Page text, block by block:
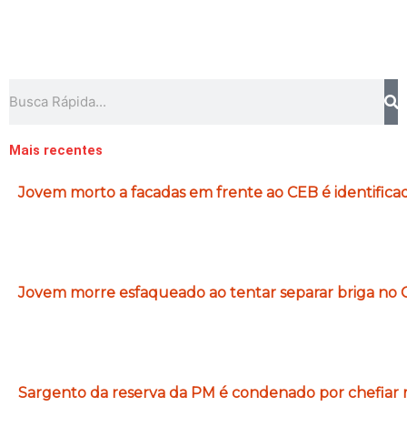
Mais recentes
Jovem morto a facadas em frente ao CEB é
Jovem morre esfaqueado ao tentar separar briga no
Sargento da reserva da PM é condenado por chefiar